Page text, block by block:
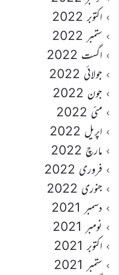
اکتوبر 2022
ستمبر 2022
اگست 2022
جولائی 2022
جون 2022
مئی 2022
اپریل 2022
مارچ 2022
فروری 2022
جنوری 2022
دسمبر 2021
نومبر 2021
اکتوبر 2021
ستمبر 2021